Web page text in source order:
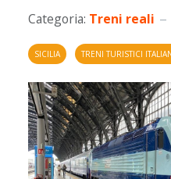
Categoria: Treni reali
SICILIA TRENI TURISTICI